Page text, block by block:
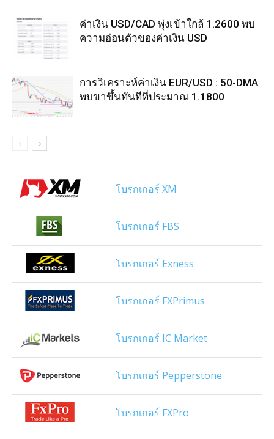
ค่าเงิน USD/CAD พุ่งเข้าใกล้ 1.2600 พบ
ความอ่อนตัวของค่าเงิน USD
การวิเคราะห์ค่าเงิน EUR/USD : 50-DMA
พบขาขึ้นทันทีที่ประมาณ 1.1800
โบรกเกอร์ XM
โบรกเกอร์ FBS
โบรกเกอร์ Exness
โบรกเกอร์ FXPrimus
โบรกเกอร์ IC Market
โบรกเกอร์ Pepperstone
โบรกเกอร์ FXPro